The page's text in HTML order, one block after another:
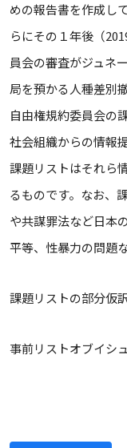
めの報告書を作成し
らにその１年後（
員会の審査がジュネ
局を預かる人種差別
自由権規約委員会の
社会組織からの情報
課題リストはそれら
るものです。なお、
や共謀罪法など日本
平等、性暴力の問題
課題リストの部分
事前リストオブイシ